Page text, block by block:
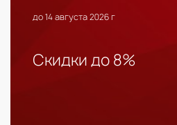
до 14 августа 2026 г
Скидки до 8%